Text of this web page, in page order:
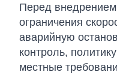
Перед
ограничения
аварийную
контроль,
местные